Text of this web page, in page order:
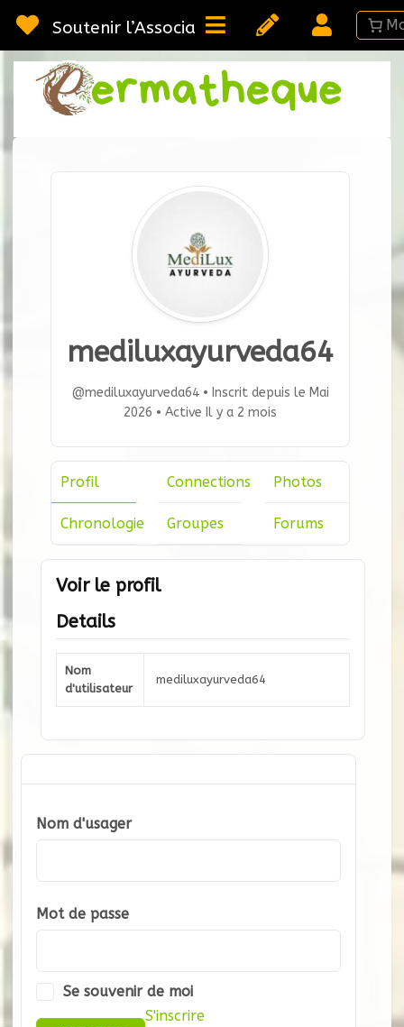
au
contenu
Soutenir l’Association
sur la
mediluxayurveda64
@mediluxayurveda64 • Inscrit depuis le Mai
2026 • Active Il y a 2 mois
Profil
Chronologie
Connections
Groupes
Photos
Forums
Voir le profil
Details
Nom
d'utilisateur
mediluxayurveda64
Nom d'usager
Mot de passe
Se souvenir de moi
S'inscrire